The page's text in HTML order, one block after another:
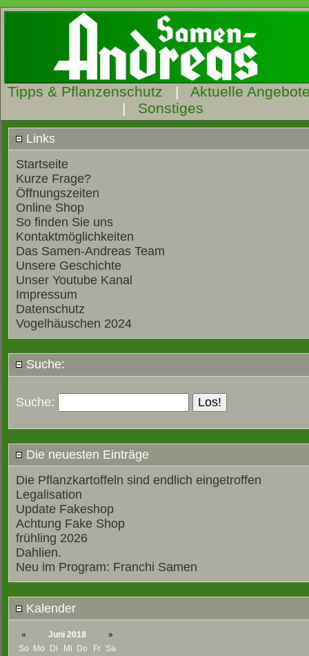
Tipps & Pflanzenschutz | Aktuelle
| Sonstiges
Links
Startseite
Kurze Frage?
Öffnungszeiten
Online Shop
So finden Sie uns
Kontaktmöglichkeiten
Das Samen-Andreas Team
Unsere Geschichte
Unser Youtube Kanal
Impressum
Datenschutz
Vogelhäuschen 2024
Suche:
Suche:
Die neuesten Einträge
Die Pflanzkartoffeln sind endlich eingetroffen
Legalisation
Update Fakeshop
Achtung Fake Shop
frühling 2026
Dahlien.
Neu im Program: Franchi Samen
Kalender
« Juni 2018
»
So Mo Di Mi Do Fr
Sa